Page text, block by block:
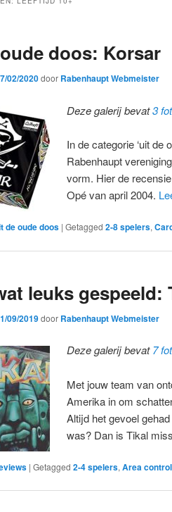
doos: Korsar
02/2020door Rabenhaupt Webmeister
Deze galerij bevat3
In de categorie ‘uit de
Rabenhaupt
vorm. Hier de
Opé van april 2004.
de oude doos | Getagged 2-8 spelers,
leuks gespeeld:
09/2019door Rabenhaupt Webmeister
Deze galerij bevat7
Met jouw team van
Amerika in om
Altijd het gevoel
was? Dan is Tikal
| Getagged 2-4 spelers, Area control